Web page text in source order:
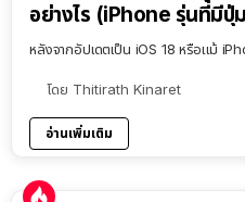
อย่างไร (iPhone รุ่นที่มี
หลังจากอัปเดตเป็น iOS 18 หรือแม้
โดย Thitirath Kinaret
อ่านเพิ่มเติม